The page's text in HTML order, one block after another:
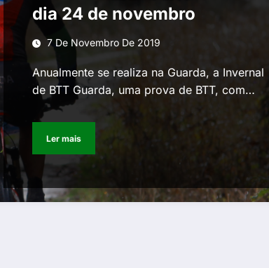
dia 24 de novembro
7 De Novembro De 2019
Anualmente se realiza na Guarda, a Invernal
de BTT Guarda, uma prova de BTT, com…
Ler mais